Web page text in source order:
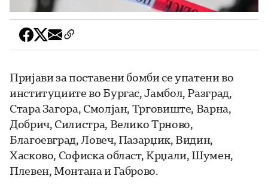
Пријави за поставени бомби се упатени во
институциите во Бургас, Јамбол, Разград,
Стара Загора, Смолјан, Трговиште, Варна,
Добрич, Силистра, Велико Трново,
Благоевград, Ловеч, Пазарџик, Видин,
Хасково, Софиска област, Крџали, Шумен,
Плевен, Монтана и Габрово.